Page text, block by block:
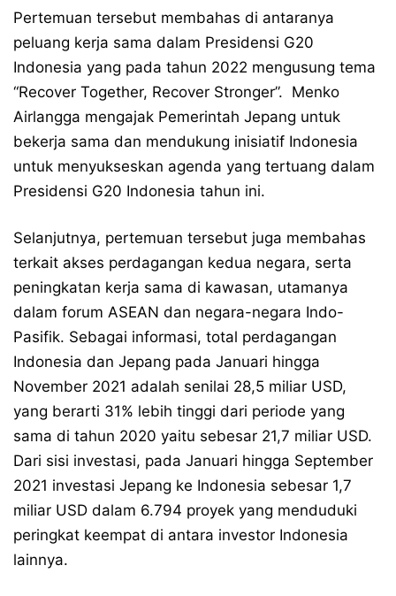
Pertemuan tersebut membahas di antaranya
peluang kerja sama dalam Presidensi G20
Indonesia yang pada tahun 2022 mengusung tema
“Recover Together, Recover Stronger”. Menko
Airlangga mengajak Pemerintah Jepang untuk
bekerja sama dan mendukung inisiatif Indonesia
untuk menyukseskan agenda yang tertuang dalam
Presidensi G20 Indonesia tahun ini.
Selanjutnya, pertemuan tersebut juga membahas
terkait akses perdagangan kedua negara, serta
peningkatan kerja sama di kawasan, utamanya
dalam forum ASEAN dan negara-negara Indo-
Pasifik. Sebagai informasi, total perdagangan
Indonesia dan Jepang pada Januari hingga
November 2021 adalah senilai 28,5 miliar USD,
yang berarti 31% lebih tinggi dari periode yang
sama di tahun 2020 yaitu sebesar 21,7 miliar USD.
Dari sisi investasi, pada Januari hingga September
2021 investasi Jepang ke Indonesia sebesar 1,7
miliar USD dalam 6.794 proyek yang menduduki
peringkat keempat di antara investor Indonesia
lainnya.